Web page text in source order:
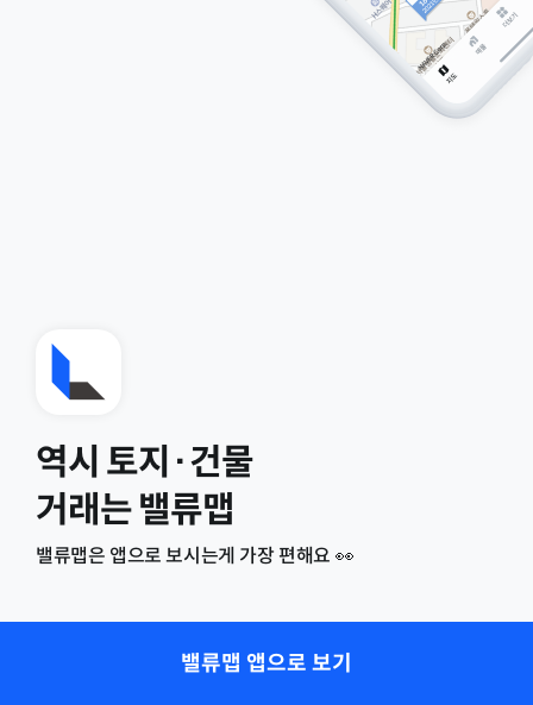
역시 토지·건물
거래는 밸류맵
밸류맵은 앱으로 보시는게 가장 편해요 👀
밸류맵 앱으로 보기